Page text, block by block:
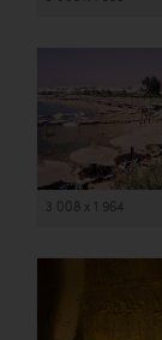
3 008 x 1 964